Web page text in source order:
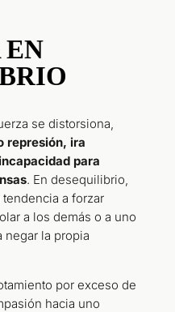
se distorsiona,
represión, ira
para
. En desequilibrio,
a forzar
a los demás o a uno
negar la propia
por exceso de
hacia uno